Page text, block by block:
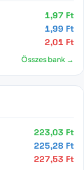
1,97 Ft
1,99 Ft
2,01 Ft
Összes bank →
223,03 Ft
225,28 Ft
227,53 Ft